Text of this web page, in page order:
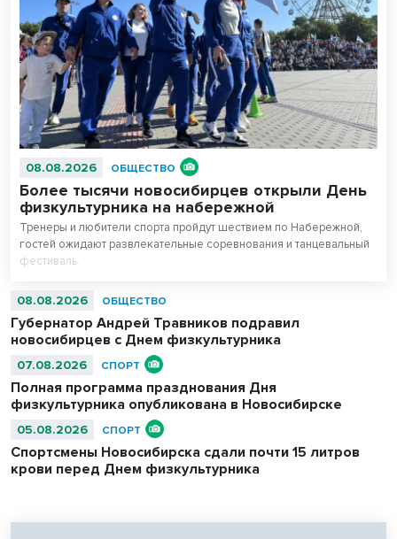
08.08.2026 ОБЩЕСТВО
Более тысячи новосибирцев открыли День
физкультурника на набережной
Тренеры и любители спорта пройдут шествием по Набережной,
гостей ожидают развлекательные соревнования и танцевальный
фестиваль.
08.08.2026 ОБЩЕСТВО
Губернатор Андрей Травников подравил
новосибирцев с Днем физкультурника
07.08.2026 СПОРТ
Полная программа празднования Дня
физкультурника опубликована в Новосибирске
05.08.2026 СПОРТ
Спортсмены Новосибирска сдали почти 15 литров
крови перед Днем физкультурника